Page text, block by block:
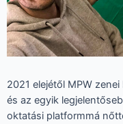
2021 elejétől MPW
és az egyik
oktatási platformmá